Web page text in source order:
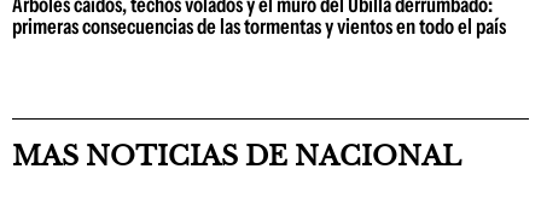
primeras consecuencias de las tormentas y vientos en todo el país
MAS NOTICIAS DE NACIONAL